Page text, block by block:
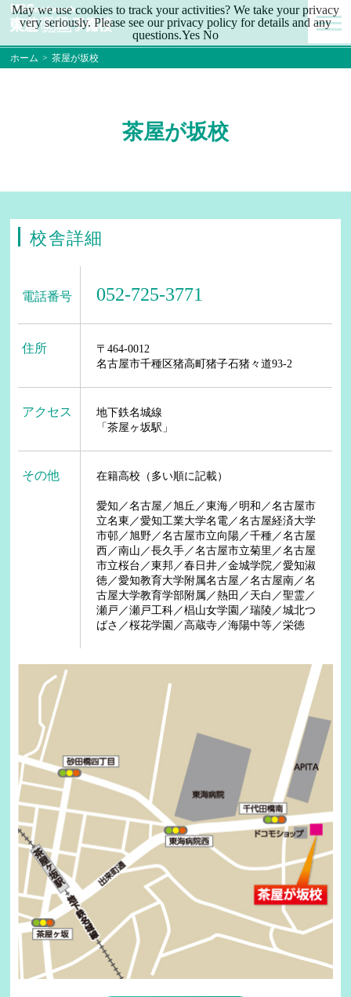
ホーム > 茶屋が坂校
茶屋が坂校
校舎詳細
電話番号 052-725-3771
住所
〒464-0012
名古屋市千種区猪高町猪子石猪々道93-2
アクセス
地下鉄名城線
「茶屋ヶ坂駅」
その他 在籍高校（多い順に記載）
愛知／名古屋／旭丘／東海／明和／名古屋市
立名東／愛知工業大学名電／名古屋経済大学
市邨／旭野／名古屋市立向陽／千種／名古屋
西／南山／長久手／名古屋市立菊里／名古屋
市立桜台／東邦／春日井／金城学院／愛知淑
徳／愛知教育大学附属名古屋／名古屋南／名
古屋大学教育学部附属／熱田／天白／聖霊／
瀬戸／瀬戸工科／椙山女学園／瑞陵／城北つ
ばさ／桜花学園／高蔵寺／海陽中等／栄徳
May we use cookies to track your activities? We take your privacy
very seriously. Please see our privacy policy for details and any
questions.Yes No